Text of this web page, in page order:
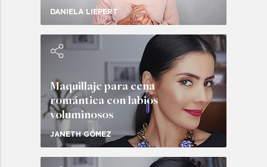
DANIELA LIEPERT
Maquillaje para cena
romántica con labios
voluminosos
JANETH GÓMEZ